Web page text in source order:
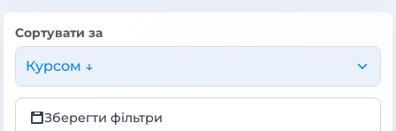
Сортувати за
Курсом ↓
Зберегти фільтри